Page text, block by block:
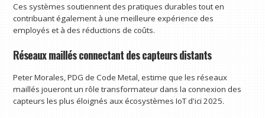
Ces systèmes soutiennent des pratiques durables tout en
contribuant également à une meilleure expérience des
employés et à des réductions de coûts.
Réseaux maillés connectant des capteurs distants
Peter Morales, PDG de Code Metal, estime que les réseaux
maillés joueront un rôle transformateur dans la connexion des
capteurs les plus éloignés aux écosystèmes IoT d'ici 2025.